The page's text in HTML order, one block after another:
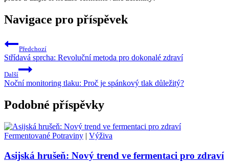
Navigace pro příspěvek
Předchozí
Střídavá sprcha: Revoluční metoda pro dokonalé zdraví
Další
Noční monitoring tlaku: Proč je spánkový tlak důležitý?
Podobné příspěvky
Fermentované Potraviny | Výživa
Asijská hrušeň: Nový trend ve fermentaci pro zdraví